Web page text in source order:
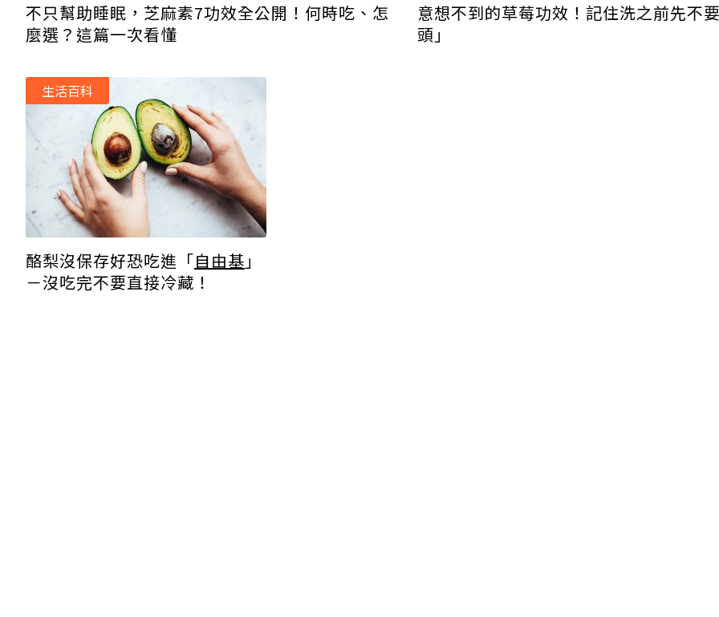
不只幫助睡眠，芝麻素7功效全公開！何時吃、怎
麼選？這篇一次看懂
意想不到的草莓功效！記住洗之前先不
頭」
酪梨沒保存好恐吃進「自由基 」
－沒吃完不要直接冷藏！
生活百科